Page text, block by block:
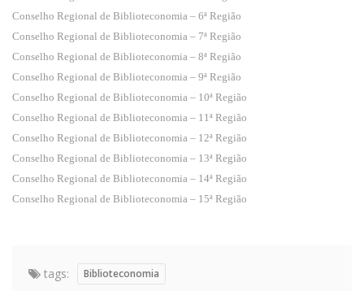
Conselho Regional de Biblioteconomia – 6ª Região
Conselho Regional de Biblioteconomia – 7ª Região
Conselho Regional de Biblioteconomia – 8ª Região
Conselho Regional de Biblioteconomia – 9ª Região
Conselho Regional de Biblioteconomia – 10ª Região
Conselho Regional de Biblioteconomia – 11ª Região
Conselho Regional de Biblioteconomia – 12ª Região
Conselho Regional de Biblioteconomia – 13ª Região
Conselho Regional de Biblioteconomia – 14ª Região
Conselho Regional de Biblioteconomia – 15ª Região
tags: Biblioteconomia